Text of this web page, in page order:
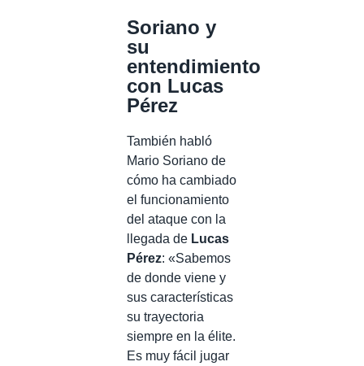
Soriano y
su
entendimiento
con Lucas
Pérez
También habló
Mario Soriano de
cómo ha cambiado
el funcionamiento
del ataque con la
llegada de Lucas
Pérez: «Sabemos
de donde viene y
sus características
su trayectoria
siempre en la élite.
Es muy fácil jugar